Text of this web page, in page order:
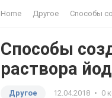
Home Другое Способы
Способы
раствора
Другое 12.04.2018 • 0